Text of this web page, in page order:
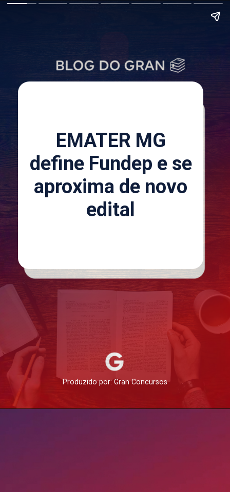
Produzido por: Gran Concursos
EMATER MG
define Fundep e se
aproxima de novo
edital